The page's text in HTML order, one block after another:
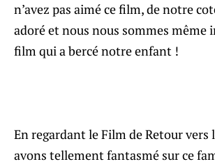
n’avez pas aimé ce film, de notre
adoré et nous nous sommes même
film qui a bercé notre enfant !
En regardant le Film de Retour vers
avons tellement fantasmé sur ce